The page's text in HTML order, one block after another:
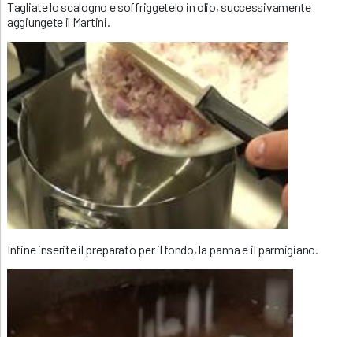
Tagliate lo scalogno e soffriggetelo in olio, successivamente
aggiungete il Martini.
Infine inserite il preparato per il fondo, la panna e il parmigiano.